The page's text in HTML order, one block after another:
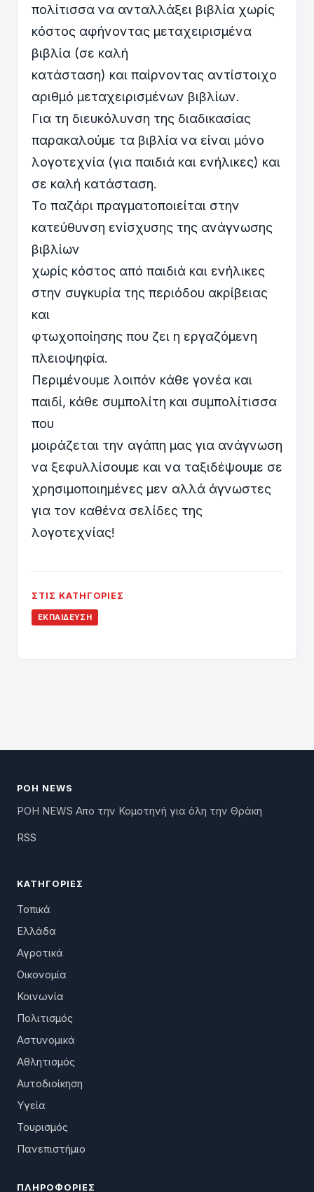
πολίτισσα να ανταλλάξει βιβλία χωρίς
κόστος αφήνοντας μεταχειρισμένα
βιβλία (σε καλή
κατάσταση) και παίρνοντας αντίστοιχο
αριθμό μεταχειρισμένων βιβλίων.
Για τη διευκόλυνση της διαδικασίας
παρακαλούμε τα βιβλία να είναι μόνο
λογοτεχνία (για παιδιά και ενήλικες) και
σε καλή κατάσταση.
Το παζάρι πραγματοποιείται στην
κατεύθυνση ενίσχυσης της ανάγνωσης
βιβλίων
χωρίς κόστος από παιδιά και ενήλικες
στην συγκυρία της περιόδου ακρίβειας
και
φτωχοποίησης που ζει η εργαζόμενη
πλειοψηφία.
Περιμένουμε λοιπόν κάθε γονέα και
παιδί, κάθε συμπολίτη και συμπολίτισσα
που
μοιράζεται την αγάπη μας για ανάγνωση
να ξεφυλλίσουμε και να ταξιδέψουμε σε
χρησιμοποιημένες μεν αλλά άγνωστες
για τον καθένα σελίδες της
λογοτεχνίας!
ΣΤΙΣ ΚΑΤΗΓΟΡΊΕΣ
ΕΚΠΑΊΔΕΥΣΗ
ΡΟΗ NEWS
ΡΟΗ NEWS Απο την Κομοτηνή για όλη την Θράκη
RSS
ΚΑΤΗΓΟΡΊΕΣ
Τοπικά
Ελλάδα
Αγροτικά
Οικονομία
Κοινωνία
Πολιτισμός
Αστυνομικά
Αθλητισμός
Αυτοδιοίκηση
Υγεία
Τουρισμός
Πανεπιστήμιο
ΠΛΗΡΟΦΟΡΊΕΣ